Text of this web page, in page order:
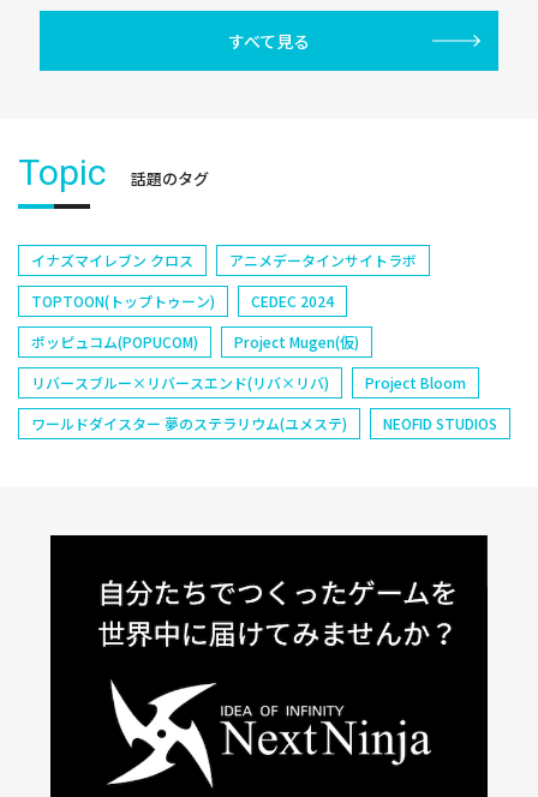
すべて見る
Topic 話題のタグ
イナズマイレブン クロス
アニメデータインサイトラボ
TOPTOON(トップトゥーン)
CEDEC 2024
ポッピュコム(POPUCOM)
Project Mugen(仮)
リバースブルー×リバースエンド(リバ×リバ)
Project Bloom
ワールドダイスター 夢のステラリウム(ユメステ)
NEOFID STUDIOS